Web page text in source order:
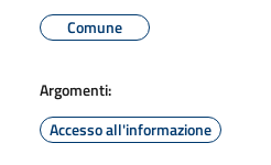
Comune
Argomenti:
Accesso all'informazione